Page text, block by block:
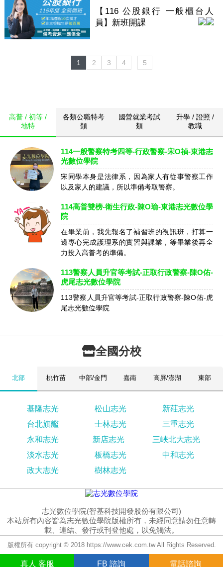
真人 客服 FB 諮詢 電話諮詢
【116 公股銀行 一般櫃台人
員】新班開課
1 2 3 4 5
高普 / 初等 /
地特
各類公職特考
類
國營就業考試
類
升學 / 證照 /
教職
114一般警察特考四等-行政警察-宋O禎-東港志
光數位學院
宋同學本身是法律系，因為家人有從事警察工作
以及家人的建議，所以準備考取警察。
114高普雙榜-衛生行政-陳O瑜-東港志光數位學
院
在畢業前，我先報名了補習班的視訊班，打算一
邊專心完成護理系的實習與課業，等畢業後再全
力投入高普考的準備。
113警察人員升官等考試-正取行政警察-陳O佑-
虎尾志光數位學院
113警察人員升官等考試-正取行政警察-陳O佑-虎
尾志光數位學院
全國分校
北部 桃竹苗 中部/金門 嘉南 高屏/澎湖 東部
基隆志光 松山志光
新莊志光
台北旗艦
士林志光
三重志光
永和志光
新店志光
三峽北大志光
淡水志光
板橋志光
中和志光
政大志光
樹林志光
志光數位學院(智基科技開發股份有限公司)
本站所有內容皆為志光數位學院版權所有，未經同意請勿任意轉
載、連結、發行或刊登他處，以免觸法。
版權所有 copyright © 2018 https://www.cek.com.tw All Rights Reserved.